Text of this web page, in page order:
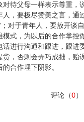
待父母一样表示尊重，
，要极尽赞美之言，通
对于青年人，要放开谈
式，为以后的合作掌控
进行沟通和跟进，跟进
，否则会弄巧成拙，贻
合作埋下阴影。
评论（0）